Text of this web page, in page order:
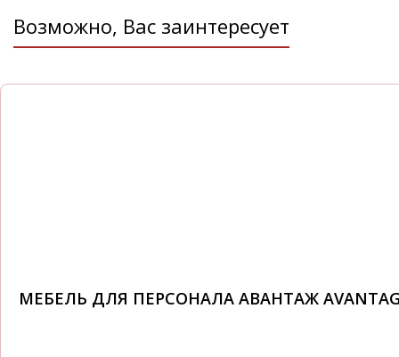
Возможно, Вас заинтересует
МЕБЕЛЬ ДЛЯ ПЕРСОНАЛА АВАНТАЖ